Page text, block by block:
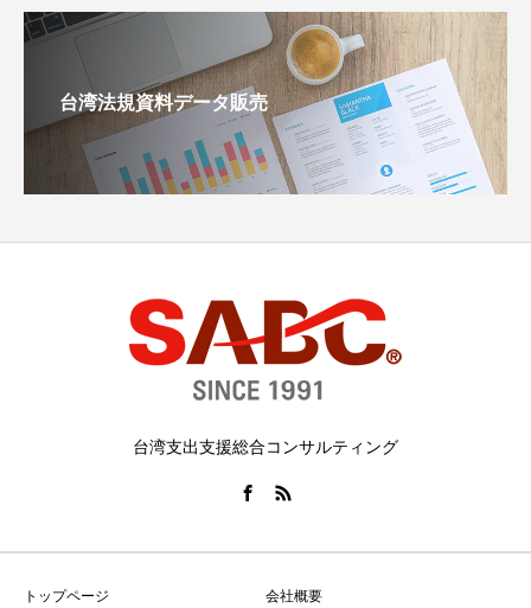
台湾法規資料データ販売
台湾支出支援総合コンサルティング
トップページ 会社概要